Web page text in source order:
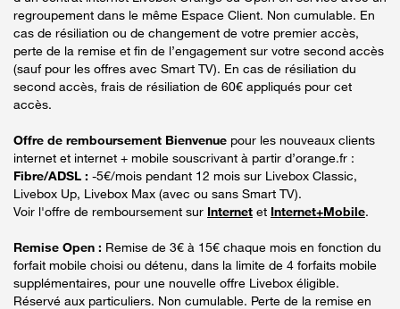
regroupement dans le même Espace Client. Non cumulable. En
cas de résiliation ou de changement de votre premier accès,
perte de la remise et fin de l’engagement sur votre second accès
(sauf pour les offres avec Smart TV). En cas de résiliation du
second accès, frais de résiliation de 60€ appliqués pour cet
accès.
Offre de remboursement Bienvenue pour les nouveaux clients
internet et internet + mobile souscrivant à partir d’orange.fr :
Fibre/ADSL : -5€/mois pendant 12 mois sur Livebox Classic,
Livebox Up, Livebox Max (avec ou sans Smart TV).
Voir l'offre de remboursement sur Internet et Internet+Mobile.
Remise Open : Remise de 3€ à 15€ chaque mois en fonction du
forfait mobile choisi ou détenu, dans la limite de 4 forfaits mobile
supplémentaires, pour une nouvelle offre Livebox éligible.
Réservé aux particuliers. Non cumulable. Perte de la remise en